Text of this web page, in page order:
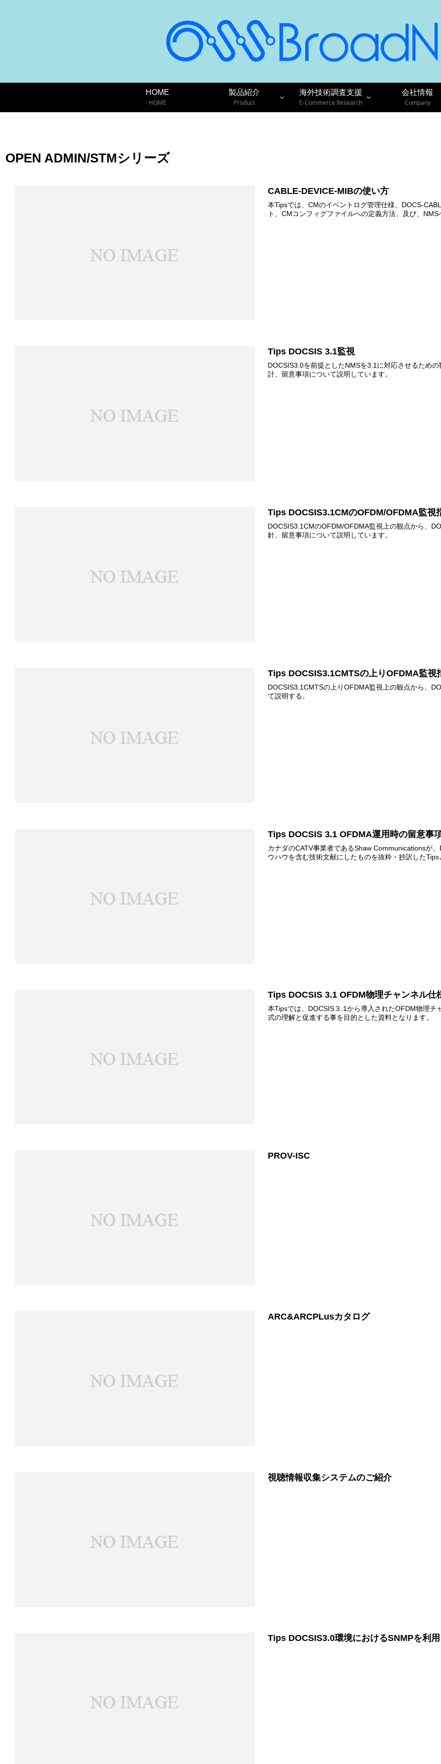
HOME
HOME
製品紹介
Product
海外技術調査支援
E-Commerce Research
会社情報
Company
OPEN ADMIN/STMシリーズ
CABLE-DEVICE-MIBの使い方
本Tipsでは、CMのイベントログ管理仕様、DOCS-
ト、CMコンフィグファイルへの定義方法、及び、
Tips DOCSIS 3.1監視
DOCSIS3.0を前提としたNMSを3.1に対応させるため
計、留意事項について説明しています。
Tips DOCSIS3.1CMのOFDM/OFDMA監視
DOCSIS3.1CMのOFDM/OFDMA監視上の観点から、
針、留意事項について説明しています。
Tips DOCSIS3.1CMTSの上りOFDMA監視
DOCSIS3.1CMTSの上りOFDMA監視上の観点から、
て説明する。
Tips DOCSIS 3.1 OFDMA運用時の留意事
カナダのCATV事業者であるShaw Communicationsが
ウハウを含む技術文献にしたものを抜粋・抄訳したTips
Tips DOCSIS 3.1 OFDM物理チャンネル仕
本Tipsでは、DOCSIS３.1から導入されたOFDM物理
式の理解と促進する事を目的とした資料となります。
PROV-ISC
ARC&ARCPLusカタログ
視聴情報収集システムのご紹介
Tips DOCSIS3.0環境におけるSNMPを利